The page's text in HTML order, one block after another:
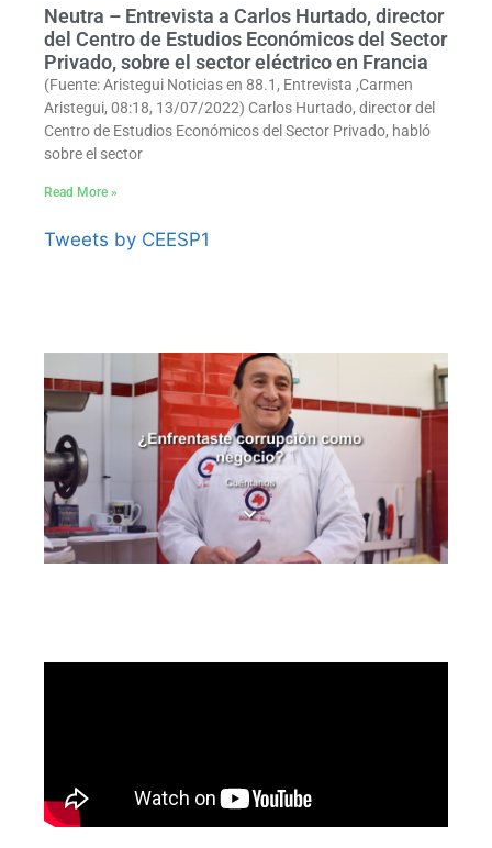
Neutra – Entrevista a Carlos Hurtado, director
del Centro de Estudios Económicos del Sector
Privado, sobre el sector eléctrico en Francia
(Fuente: Aristegui Noticias en 88.1, Entrevista ,Carmen
Aristegui, 08:18, 13/07/2022) Carlos Hurtado, director del
Centro de Estudios Económicos del Sector Privado, habló
sobre el sector
Read More »
Tweets by CEESP1